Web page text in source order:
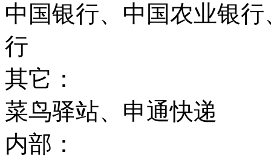
中国银行、中国农业银
行
其它：
菜鸟驿站、申通快递
内部：